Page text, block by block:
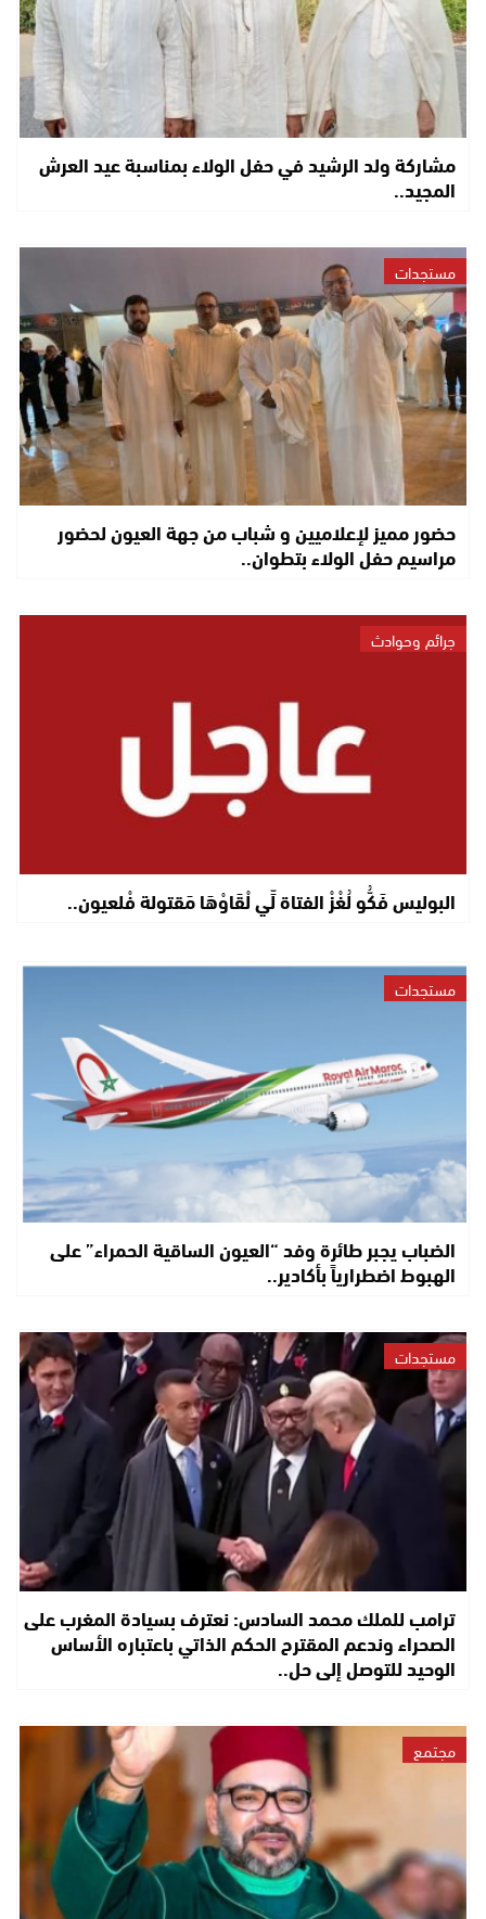
مشاركة ولد الرشيد في حفل الولاء بمناسبة عيد العرش
المجيد..
مستجدات
حضور مميز لإعلاميين و شباب من جهة العيون لحضور
مراسيم حفل الولاء بتطوان..
جرائم وحوادث
البوليس فَكُّو لُغْزْ الفتاة لِّي لْقَاوْهَا مَقتولة فْلعيون..
مستجدات
الضباب يجبر طائرة وفد “العيون الساقية الحمراء” على
الهبوط اضطرارياً بأكادير..
مستجدات
ترامب للملك محمد السادس: نعترف بسيادة المغرب على
الصحراء وندعم المقترح الحكم الذاتي باعتباره الأساس
الوحيد للتوصل إلى حل..
مجتمع